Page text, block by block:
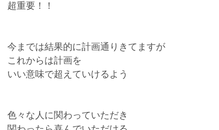
超重要！！
今までは結果的に計画通りきてますが
これからは計画を
いい意味で超えていけるよう
色々な人に関わっていただき